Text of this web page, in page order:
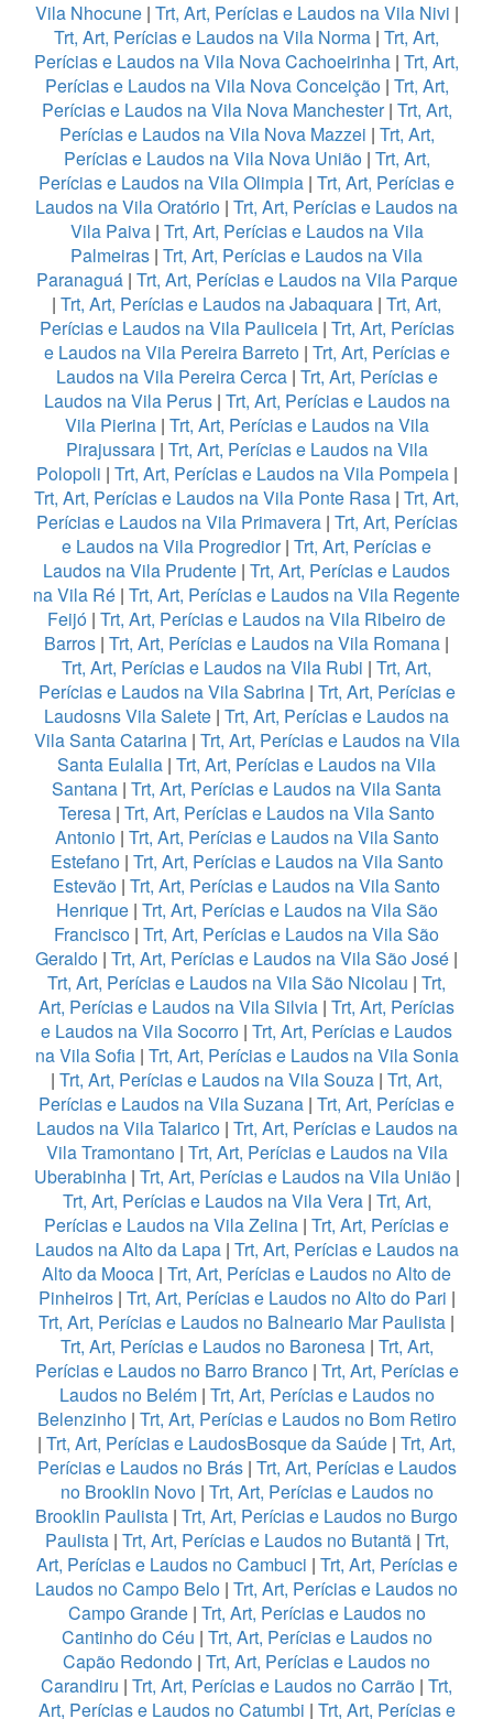
Vila Nhocune| Trt, Art, Perícias e Laudos na Vila Nivi |
Trt, Art, Perícias e Laudos na Vila Norma | Trt, Art,
Perícias e Laudos na Vila Nova Cachoeirinha | Trt, Art,
Perícias e Laudos na Vila Nova Conceição| Trt, Art,
Perícias e Laudos na Vila Nova Manchester| Trt, Art,
Perícias e Laudos na Vila Nova Mazzei | Trt, Art,
Perícias e Laudos na Vila Nova União| Trt, Art,
Perícias e Laudos na Vila Olimpia | Trt, Art, Perícias e
Laudos na Vila Oratório | Trt, Art, Perícias e Laudos na
Vila Paiva| Trt, Art, Perícias e Laudos na Vila
Palmeiras | Trt, Art, Perícias e Laudos na Vila
Paranaguá| Trt, Art, Perícias e Laudos na Vila Parque
| Trt, Art, Perícias e Laudos na Jabaquara | Trt, Art,
Perícias e Laudos na Vila Pauliceia| Trt, Art, Perícias
e Laudos na Vila Pereira Barreto| Trt, Art, Perícias e
Laudos na Vila Pereira Cerca| Trt, Art, Perícias e
Laudos na Vila Perus| Trt, Art, Perícias e Laudos na
Vila Pierina| Trt, Art, Perícias e Laudos na Vila
Pirajussara| Trt, Art, Perícias e Laudos na Vila
Polopoli | Trt, Art, Perícias e Laudos na Vila Pompeia|
Trt, Art, Perícias e Laudos na Vila Ponte Rasa | Trt, Art,
Perícias e Laudos na Vila Primavera| Trt, Art, Perícias
e Laudos na Vila Progredior| Trt, Art, Perícias e
Laudos na Vila Prudente | Trt, Art, Perícias e Laudos
na Vila Ré | Trt, Art, Perícias e Laudos na Vila Regente
Feijó | Trt, Art, Perícias e Laudos na Vila Ribeiro de
Barros | Trt, Art, Perícias e Laudos na Vila Romana |
Trt, Art, Perícias e Laudos na Vila Rubi | Trt, Art,
Perícias e Laudos na Vila Sabrina| Trt, Art, Perícias e
Laudosns Vila Salete | Trt, Art, Perícias e Laudos na
Vila Santa Catarina| Trt, Art, Perícias e Laudos na Vila
Santa Eulalia | Trt, Art, Perícias e Laudos na Vila
Santana | Trt, Art, Perícias e Laudos na Vila Santa
Teresa | Trt, Art, Perícias e Laudos na Vila Santo
Antonio| Trt, Art, Perícias e Laudos na Vila Santo
Estefano| Trt, Art, Perícias e Laudos na Vila Santo
Estevão | Trt, Art, Perícias e Laudos na Vila Santo
Henrique| Trt, Art, Perícias e Laudos na Vila São
Francisco | Trt, Art, Perícias e Laudos na Vila São
Geraldo | Trt, Art, Perícias e Laudos na Vila São José |
Trt, Art, Perícias e Laudos na Vila São Nicolau | Trt,
Art, Perícias e Laudos na Vila Silvia | Trt, Art, Perícias
e Laudos na Vila Socorro | Trt, Art, Perícias e Laudos
na Vila Sofia| Trt, Art, Perícias e Laudos na Vila Sonia
| Trt, Art, Perícias e Laudos na Vila Souza | Trt, Art,
Perícias e Laudos na Vila Suzana | Trt, Art, Perícias e
Laudos na Vila Talarico| Trt, Art, Perícias e Laudos na
Vila Tramontano| Trt, Art, Perícias e Laudos na Vila
Uberabinha| Trt, Art, Perícias e Laudos na Vila União|
Trt, Art, Perícias e Laudos na Vila Vera| Trt, Art,
Perícias e Laudos na Vila Zelina | Trt, Art, Perícias e
Laudos na Alto da Lapa| Trt, Art, Perícias e Laudos na
Alto da Mooca | Trt, Art, Perícias e Laudos no Alto de
Pinheiros| Trt, Art, Perícias e Laudos no Alto do Pari |
Trt, Art, Perícias e Laudos no Balneario Mar Paulista |
Trt, Art, Perícias e Laudos no Baronesa| Trt, Art,
Perícias e Laudos no Barro Branco| Trt, Art, Perícias e
Laudos no Belém| Trt, Art, Perícias e Laudos no
Belenzinho| Trt, Art, Perícias e Laudos no Bom Retiro
| Trt, Art, Perícias e LaudosBosque da Saúde | Trt, Art,
Perícias e Laudos no Brás| Trt, Art, Perícias e Laudos
no Brooklin Novo| Trt, Art, Perícias e Laudos no
Brooklin Paulista | Trt, Art, Perícias e Laudos no Burgo
Paulista| Trt, Art, Perícias e Laudos no Butantã| Trt,
Art, Perícias e Laudos no Cambuci | Trt, Art, Perícias e
Laudos no Campo Belo | Trt, Art, Perícias e Laudos no
Campo Grande| Trt, Art, Perícias e Laudos no
Cantinho do Céu | Trt, Art, Perícias e Laudos no
Capão Redondo | Trt, Art, Perícias e Laudos no
Carandiru | Trt, Art, Perícias e Laudos no Carrão | Trt,
Art, Perícias e Laudos no Catumbi | Trt, Art, Perícias e